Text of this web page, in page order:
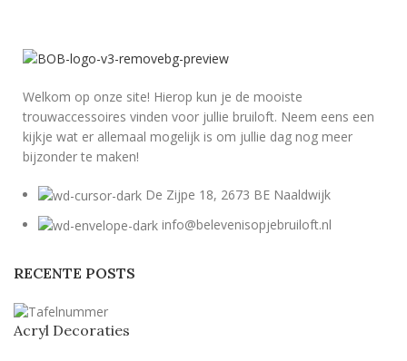
Welkom op onze site! Hierop kun je de mooiste
trouwaccessoires vinden voor jullie bruiloft. Neem eens een
kijkje wat er allemaal mogelijk is om jullie dag nog meer
bijzonder te maken!
De Zijpe 18, 2673 BE Naaldwijk
info@belevenisopjebruiloft.nl
RECENTE POSTS
Acryl Decoraties